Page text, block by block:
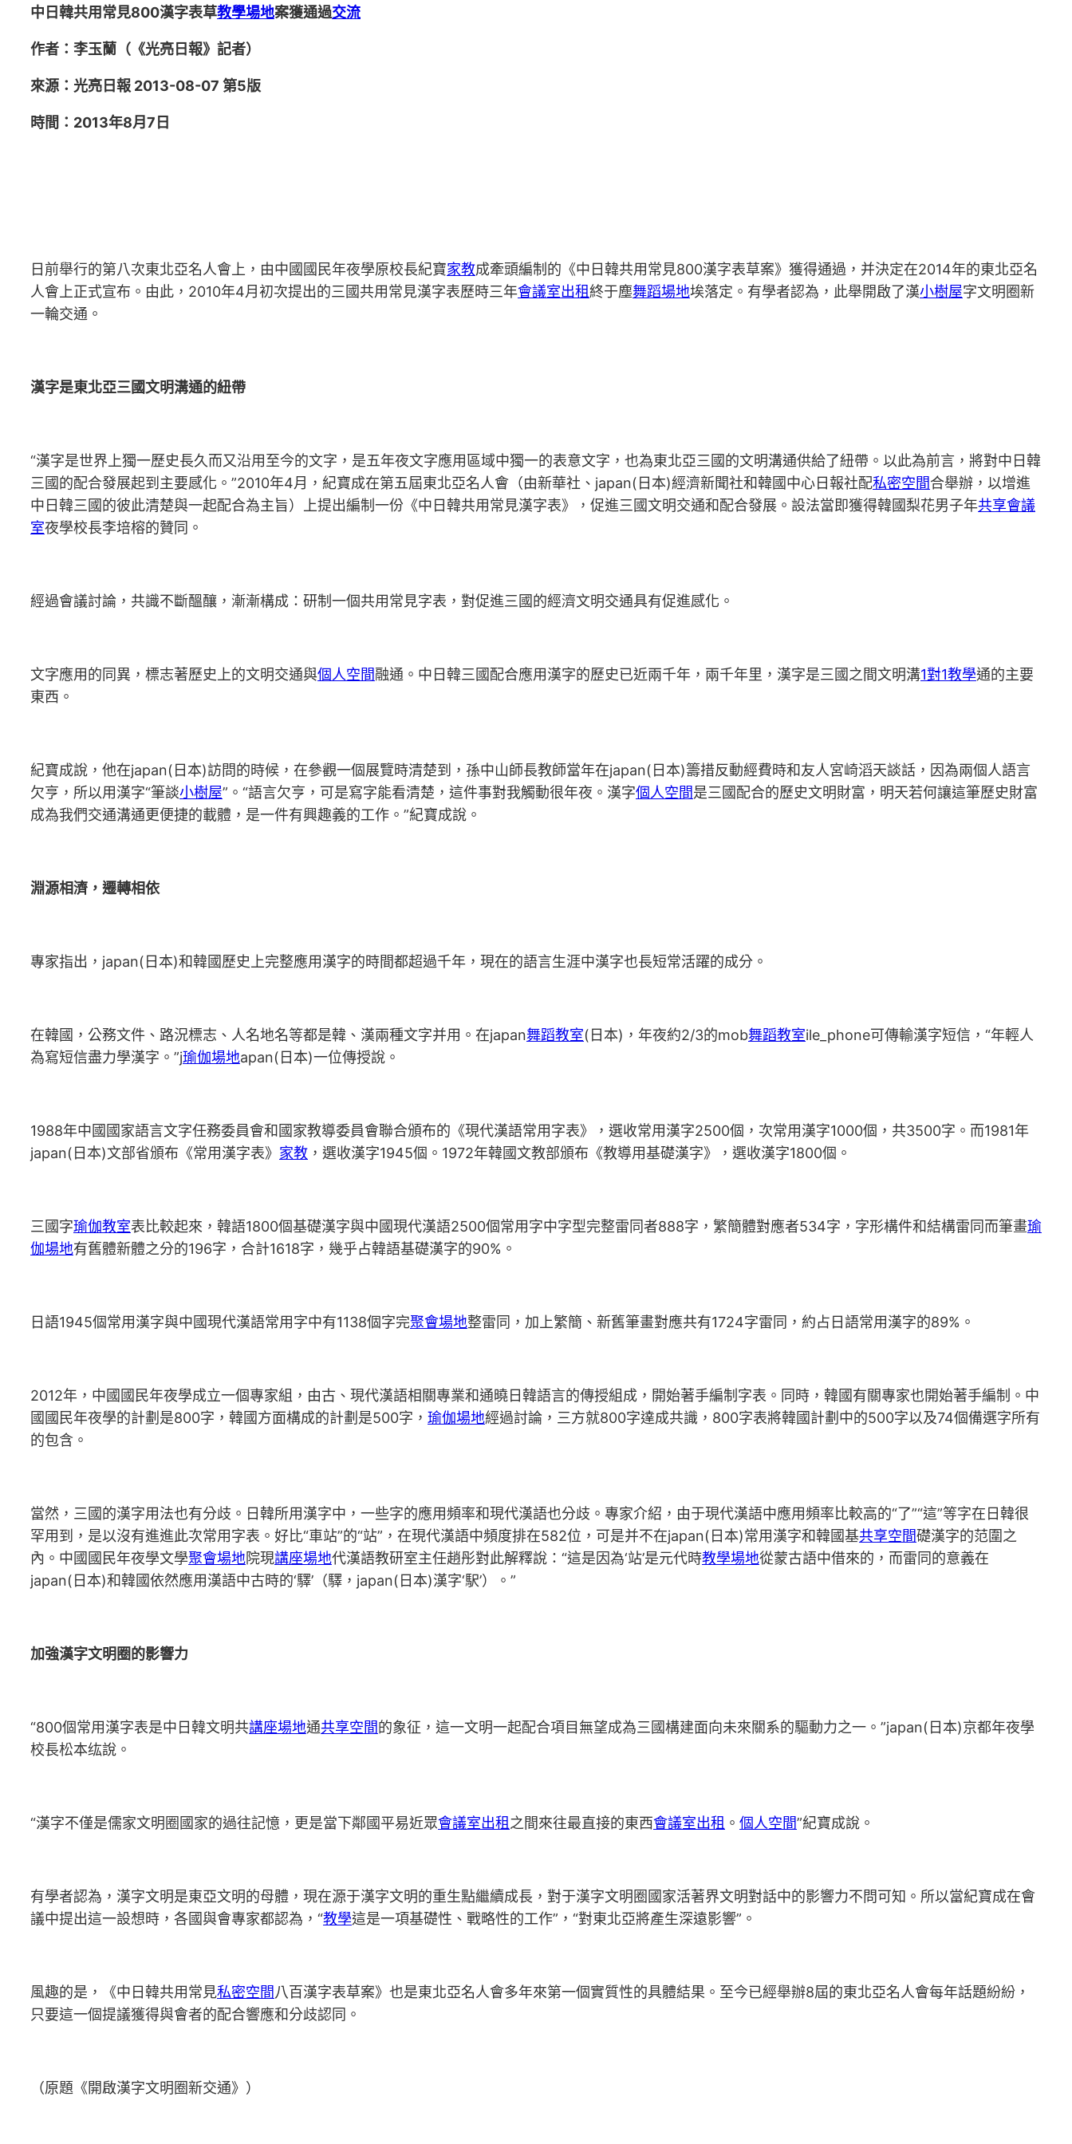
中日韓共用常見800漢字表草教學場地案獲通過交流
作者：李玉蘭（《光亮日報》記者）
來源：光亮日報 2013-08-07 第5版
時間：2013年8月7日
日前舉行的第八次東北亞名人會上，由中國國民年夜學原校長紀寶家教成牽頭編制的《中日韓共用常見800漢字表草案》獲得通過，并決定在2014年的東北亞名
人會上正式宣布。由此，2010年4月初次提出的三國共用常見漢字表歷時三年會議室出租終于塵舞蹈場地埃落定。有學者認為，此舉開啟了漢小樹屋字文明圈新
一輪交通。
漢字是東北亞三國文明溝通的紐帶
“漢字是世界上獨一歷史長久而又沿用至今的文字，是五年夜文字應用區域中獨一的表意文字，也為東北亞三國的文明溝通供給了紐帶。以此為前言，將對中日韓
三國的配合發展起到主要感化。”2010年4月，紀寶成在第五屆東北亞名人會（由新華社、japan(日本)經濟新聞社和韓國中心日報社配私密空間合舉辦，以增進
中日韓三國的彼此清楚與一起配合為主旨）上提出編制一份《中日韓共用常見漢字表》，促進三國文明交通和配合發展。設法當即獲得韓國梨花男子年共享會議
室夜學校長李培榕的贊同。
經過會議討論，共識不斷醞釀，漸漸構成：研制一個共用常見字表，對促進三國的經濟文明交通具有促進感化。
文字應用的同異，標志著歷史上的文明交通與個人空間融通。中日韓三國配合應用漢字的歷史已近兩千年，兩千年里，漢字是三國之間文明溝1對1教學通的主要
東西。
紀寶成說，他在japan(日本)訪問的時候，在參觀一個展覽時清楚到，孫中山師長教師當年在japan(日本)籌措反動經費時和友人宮崎滔天談話，因為兩個人語言
欠亨，所以用漢字“筆談小樹屋”。“語言欠亨，可是寫字能看清楚，這件事對我觸動很年夜。漢字個人空間是三國配合的歷史文明財富，明天若何讓這筆歷史財富
成為我們交通溝通更便捷的載體，是一件有興趣義的工作。”紀寶成說。
淵源相濟，遷轉相依
專家指出，japan(日本)和韓國歷史上完整應用漢字的時間都超過千年，現在的語言生涯中漢字也長短常活躍的成分。
在韓國，公務文件、路況標志、人名地名等都是韓、漢兩種文字并用。在japan舞蹈教室(日本)，年夜約2/3的mob舞蹈教室ile_phone可傳輸漢字短信，“年輕人
為寫短信盡力學漢字。”j瑜伽場地apan(日本)一位傳授說。
1988年中國國家語言文字任務委員會和國家教導委員會聯合頒布的《現代漢語常用字表》，選收常用漢字2500個，次常用漢字1000個，共3500字。而1981年
japan(日本)文部省頒布《常用漢字表》 家教 ，選收漢字1945個。1972年韓國文教部頒布《教導用基礎漢字》，選收漢字1800個。
三國字瑜伽教室表比較起來，韓語1800個基礎漢字與中國現代漢語2500個常用字中字型完整雷同者888字，繁簡體對應者534字，字形構件和結構雷同而筆畫瑜
伽場地有舊體新體之分的196字，合計1618字，幾乎占韓語基礎漢字的90%。
日語1945個常用漢字與中國現代漢語常用字中有1138個字完聚會場地整雷同，加上繁簡、新舊筆畫對應共有1724字雷同，約占日語常用漢字的89%。
2012年，中國國民年夜學成立一個專家組，由古、現代漢語相關專業和通曉日韓語言的傳授組成，開始著手編制字表。同時，韓國有關專家也開始著手編制。中
國國民年夜學的計劃是800字，韓國方面構成的計劃是500字， 瑜伽場地經過討論，三方就800字達成共識，800字表將韓國計劃中的500字以及74個備選字所有
的包含。
當然，三國的漢字用法也有分歧。日韓所用漢字中，一些字的應用頻率和現代漢語也分歧。專家介紹，由于現代漢語中應用頻率比較高的“了”“這”等字在日韓很
罕用到，是以沒有進進此次常用字表。好比“車站”的“站”，在現代漢語中頻度排在582位，可是并不在japan(日本)常用漢字和韓國基共享空間礎漢字的范圍之
內。中國國民年夜學文學聚會場地院現講座場地代漢語教研室主任趙彤對此解釋說：“這是因為‘站’是元代時教學場地從蒙古語中借來的，而雷同的意義在
japan(日本)和韓國依然應用漢語中古時的‘驛’（驛，japan(日本)漢字‘駅’）。”
加強漢字文明圈的影響力
“800個常用漢字表是中日韓文明共講座場地通共享空間的象征，這一文明一起配合項目無望成為三國構建面向未來關系的驅動力之一。”japan(日本)京都年夜學
校長松本纮說。
“漢字不僅是儒家文明圈國家的過往記憶，更是當下鄰國平易近眾會議室出租之間來往最直接的東西會議室出租 。 個人空間”紀寶成說。
有學者認為，漢字文明是東亞文明的母體，現在源于漢字文明的重生點繼續成長，對于漢字文明圈國家活著界文明對話中的影響力不問可知。所以當紀寶成在會
議中提出這一設想時，各國與會專家都認為，“教學這是一項基礎性、戰略性的工作”，“對東北亞將產生深遠影響”。
風趣的是，《中日韓共用常見私密空間八百漢字表草案》也是東北亞名人會多年來第一個實質性的具體結果。至今已經舉辦8屆的東北亞名人會每年話題紛紛，
只要這一個提議獲得與會者的配合響應和分歧認同。
（原題《開啟漢字文明圈新交通》）